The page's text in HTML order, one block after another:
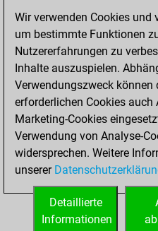
STARTSEITE
Wir verwenden Cookies und
um bestimmte Funktionen
Nutzererfahrungen zu
Inhalte auszuspielen.
Verwendungszweck können
erforderlichen Cookies auch
Marketing-Cookies
Verwendung von Analyse-
widersprechen. Weitere
unserer
Detaillierte
Informationen